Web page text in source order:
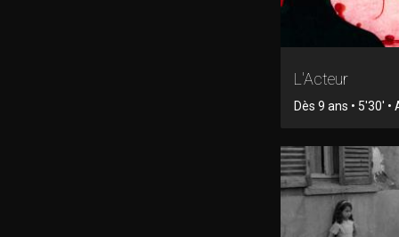
L'Acteur
Dès 9 ans • 5'30'